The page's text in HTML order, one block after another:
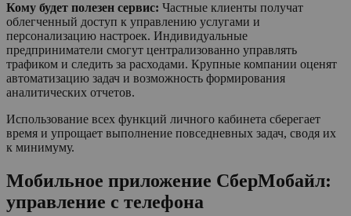
Кому будет полезен сервис: Частные клиенты получат
облегченный доступ к управлению услугами и
персонализацию настроек. Индивидуальные
предприниматели смогут централизованно управлять
трафиком и следить за расходами. Крупные компании оценят
автоматизацию задач и возможность формирования
аналитических отчетов.
Использование всех функций личного кабинета сберегает
время и упрощает выполнение повседневных задач, сводя их
к минимуму.
Мобильное приложение СберМобайл:
управление с телефона